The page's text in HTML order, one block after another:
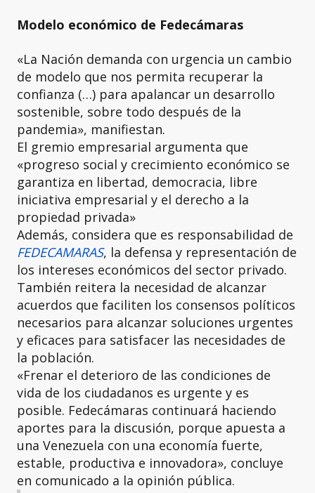
Modelo económico de Fedecámaras
«La Nación demanda con urgencia un cambio
de modelo que nos permita recuperar la
confianza (…) para apalancar un desarrollo
sostenible, sobre todo después de la
pandemia», manifiestan.
El gremio empresarial argumenta que
«progreso social y crecimiento económico se
garantiza en libertad, democracia, libre
iniciativa empresarial y el derecho a la
propiedad privada»
Además, considera que es responsabilidad de
FEDECAMARAS, la defensa y representación de
los intereses económicos del sector privado.
También reitera la necesidad de alcanzar
acuerdos que faciliten los consensos políticos
necesarios para alcanzar soluciones urgentes
y eficaces para satisfacer las necesidades de
la población.
«Frenar el deterioro de las condiciones de
vida de los ciudadanos es urgente y es
posible. Fedecámaras continuará haciendo
aportes para la discusión, porque apuesta a
una Venezuela con una economía fuerte,
estable, productiva e innovadora», concluye
en comunicado a la opinión pública.